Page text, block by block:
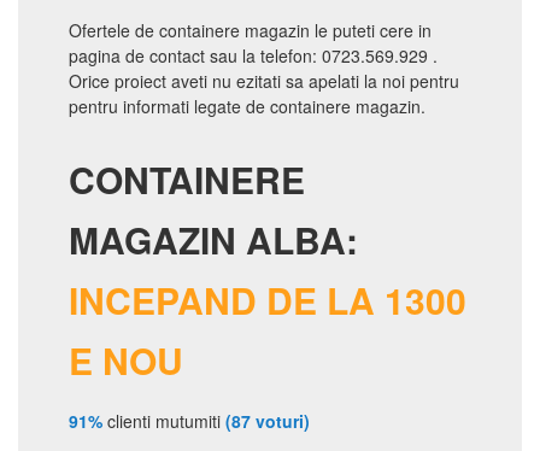
Ofertele de containere magazin le puteti cere in
pagina de contact sau la telefon: 0723.569.929 .
Orice proiect aveti nu ezitati sa apelati la noi pentru
pentru informati legate de containere magazin.
CONTAINERE
MAGAZIN ALBA:
INCEPAND DE LA 1300
E NOU
91% clienti mutumiti (87 voturi)